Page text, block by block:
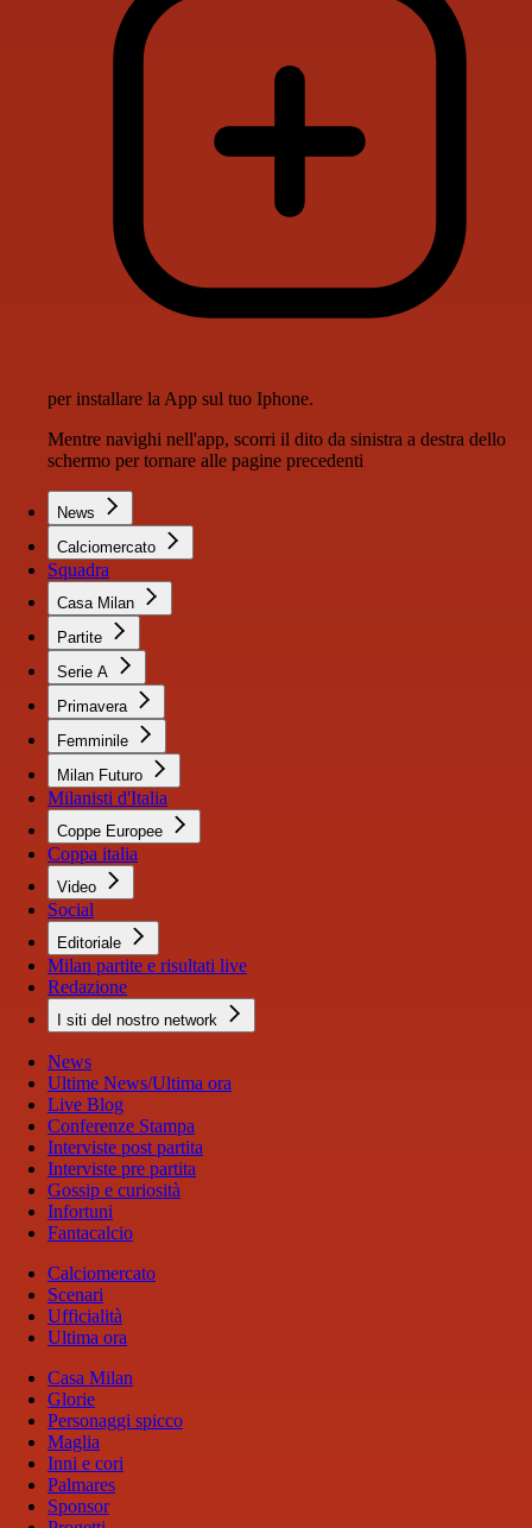
per installare la App sul tuo Iphone.
Mentre navighi nell'app, scorri il dito da sinistra a destra dello
schermo per tornare alle pagine precedenti
News
Calciomercato
Squadra
Casa Milan
Partite
Serie A
Primavera
Femminile
Milan Futuro
Milanisti d'Italia
Coppe Europee
Coppa italia
Video
Social
Editoriale
Milan partite e risultati live
Redazione
I siti del nostro network
News
Ultime News/Ultima ora
Live Blog
Conferenze Stampa
Interviste post partita
Interviste pre partita
Gossip e curiosità
Infortuni
Fantacalcio
Calciomercato
Scenari
Ufficialità
Ultima ora
Casa Milan
Glorie
Personaggi spicco
Maglia
Inni e cori
Palmares
Sponsor